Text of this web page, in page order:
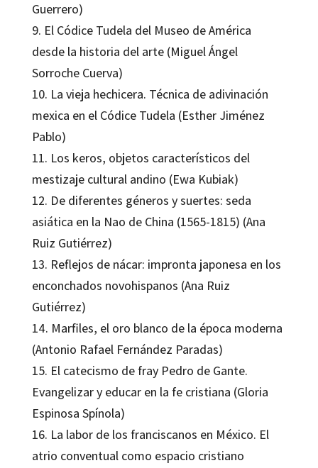
Guerrero)
9. El Códice Tudela del Museo de América
desde la historia del arte (Miguel Ángel
Sorroche Cuerva)
10. La vieja hechicera. Técnica de adivinación
mexica en el Códice Tudela (Esther Jiménez
Pablo)
11. Los keros, objetos característicos del
mestizaje cultural andino (Ewa Kubiak)
12. De diferentes géneros y suertes: seda
asiática en la Nao de China (1565-1815) (Ana
Ruiz Gutiérrez)
13. Reflejos de nácar: impronta japonesa en los
enconchados novohispanos (Ana Ruiz
Gutiérrez)
14. Marfiles, el oro blanco de la época moderna
(Antonio Rafael Fernández Paradas)
15. El catecismo de fray Pedro de Gante.
Evangelizar y educar en la fe cristiana (Gloria
Espinosa Spínola)
16. La labor de los franciscanos en México. El
atrio conventual como espacio cristiano